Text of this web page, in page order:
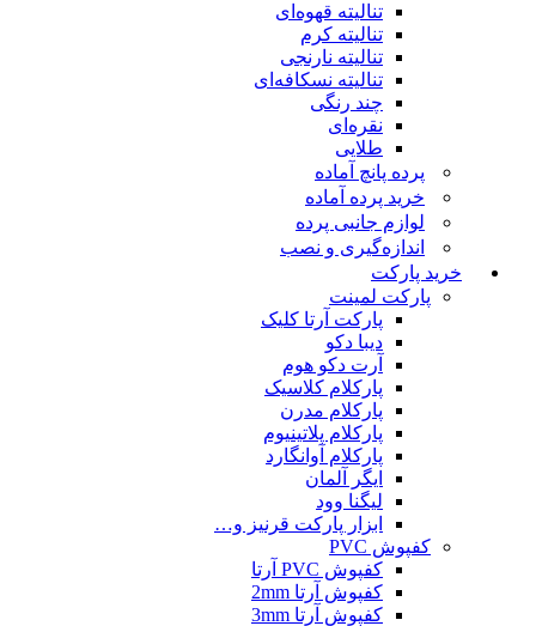
تنالیته قهوه‌ای
تنالیته کرم
تنالیته نارنجی
تنالیته نسکافه‌ای
چند رنگی
نقره‌ای
طلایی
پرده پانچ آماده
خرید پرده آماده
لوازم جانبی پرده
اندازه‌گیری و نصب
خرید پارکت
پارکت لمینت
پارکت آرتا کلیک
دیبا دکو
آرت دکو هوم
پارکلام کلاسیک
پارکلام مدرن
پارکلام پلاتینیوم
پارکلام آوانگارد
ایگر آلمان
لیگنا وود
ابزار پارکت قرنیز و…
کفپوش PVC
کفپوش PVC آرتا
کفپوش آرتا 2mm
کفپوش آرتا 3mm